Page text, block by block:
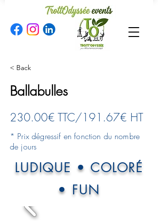
< Back
Ballabulles
230.00€ TTC/191.67€ HT
* Prix dégressif en fonction du nombre
de jours
LUDIQUE • COLORÉ
• FUN